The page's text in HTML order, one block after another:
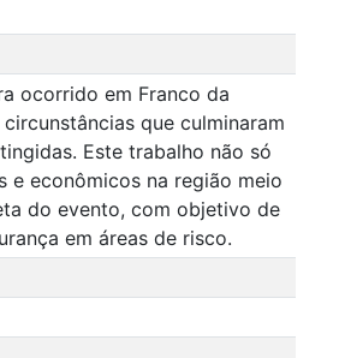
ocorrido em Franco da
que culminaram
Este trabalho não só
e econômicos na região meio
do evento, com objetivo de
em áreas de risco.